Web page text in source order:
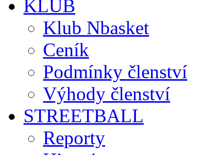
KLUB
Klub Nbasket
Ceník
Podmínky členství
Výhody členství
STREETBALL
Reporty